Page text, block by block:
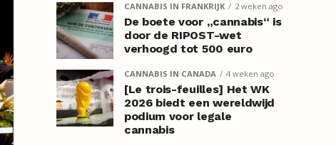
CANNABIS IN FRANKRIJK 2 weken ago
De boete voor „cannabis“ is
door de RIPOST-wet
verhoogd tot 500 euro
CANNABIS IN CANADA 4 weken ago
[Le trois-feuilles] Het WK
2026 biedt een wereldwijd
podium voor legale
cannabis